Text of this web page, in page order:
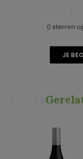
0 sterren
JE